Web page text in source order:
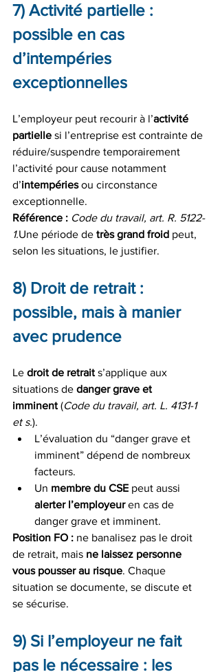
7) Activité partielle :
possible en cas
d’intempéries
exceptionnelles
L’employeur peut recourir à l’activité
partielle si l’entreprise est contrainte de
réduire/suspendre temporairement
l’activité pour cause notamment
d’intempéries ou circonstance
exceptionnelle.
Référence : Code du travail, art. R. 5122-
1.Une période de très grand froid peut,
selon les situations, le justifier.
8) Droit de retrait :
possible, mais à manier
avec prudence
Le droit de retrait s’applique aux
situations de danger grave et
imminent (Code du travail, art. L. 4131-1
et s.).
L’évaluation du “danger grave et
imminent” dépend de nombreux
facteurs.
Un membre du CSE peut aussi
alerter l’employeur en cas de
danger grave et imminent.
Position FO : ne banalisez pas le droit
de retrait, mais ne laissez personne
vous pousser au risque. Chaque
situation se documente, se discute et
se sécurise.
9) Si l’employeur ne fait
pas le nécessaire : les